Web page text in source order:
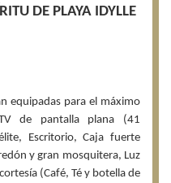
DE PLAYA IDYLLE
equipadas para el máximo
de pantalla plana (41
Escritorio, Caja fuerte
y gran mosquitera, Luz
(Café, Té y botella de